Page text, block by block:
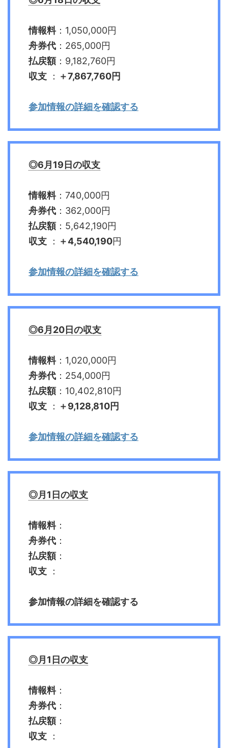
情報料：1,050,000円
舟券代 ：265,000円
払戻額：9,182,760円
収支 ： ＋7,867,760円
参加情報の詳細を確認する
◎6月19日の収支
情報料：740,000円
舟券代 ：362,000円
払戻額：5,642,190円
収支 ： ＋4,540,190円
参加情報の詳細を確認する
◎6月20日の収支
情報料：1,020,000円
舟券代 ：254,000円
払戻額：10,402,810円
収支 ： ＋9,128,810円
参加情報の詳細を確認する
◎月1日の収支
情報料：
舟券代 ：
払戻額：
収支 ：
参加情報の詳細を確認する
◎月1日の収支
情報料：
舟券代 ：
払戻額：
収支 ：